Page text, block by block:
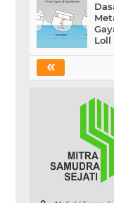
Loll
«